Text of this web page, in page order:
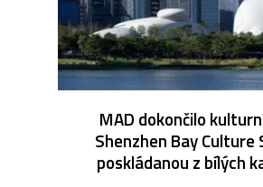
MAD dokončilo
Shenzhen Bay Culture
poskládanou z bílých